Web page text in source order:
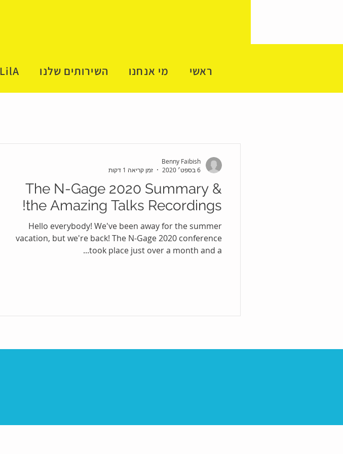
ראשי מי אנחנו השירותים שלנו LilA
The N-Gage 2020 Summary &
the Amazing Talks Recordings!
Hello everybody! We've been away for the summer
vacation, but we're back! The N-Gage 2020 conference
took place just over a month and a...
Benny Faibish
6 בספט׳ 2020
זמן קריאה 1 דקות